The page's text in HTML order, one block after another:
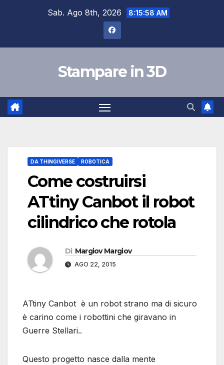
Sab. Ago 8th, 2026 8:15:59 AM
Stampare in 3D
DA THINGIVERSE ROBOTICA
Come costruirsi
ATtiny Canbot il robot
cilindrico che rotola
Di Margiov Margiov
AGO 22, 2015
ATtiny Canbot è un robot strano ma di sicuro
è carino come i robottini che giravano in
Guerre Stellari..
Questo progetto nasce dalla mente